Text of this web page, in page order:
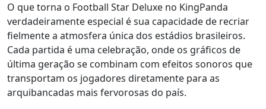
O que torna o Football Star Deluxe no KingPanda
verdadeiramente especial é sua capacidade de recriar
fielmente a atmosfera única dos estádios brasileiros.
Cada partida é uma celebração, onde os gráficos de
última geração se combinam com efeitos sonoros que
transportam os jogadores diretamente para as
arquibancadas mais fervorosas do país.